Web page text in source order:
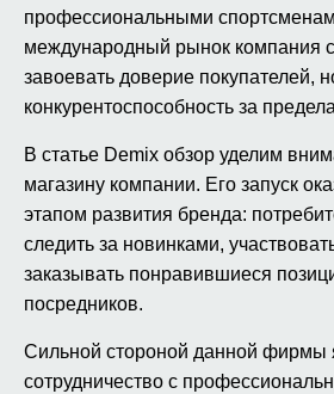
профессиональными
международный рынок компания
завоевать доверие покупателей,
конкурентоспособность за
В статье Demix обзор уделим
магазину компании. Его запуск
этапом развития бренда:
следить за новинками,
заказывать понравившиеся
посредников.
Сильной стороной данной фирмы
сотрудничество с